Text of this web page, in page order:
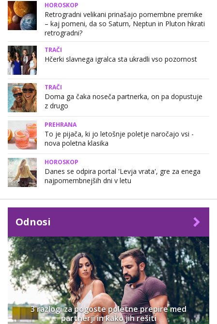
HOROSKOP
Retrogradni velikani prinašajo pomembne premike
– kaj pomeni, da so Saturn, Neptun in Pluton hkrati
retrogradni?
TRAČI
Hčerki slavnega igralca sta ukradli vso pozornost
TRAČI
Doma ga čaka noseča partnerka, on pa dopustuje
z drugo
PREHRANA
To je pijača, ki jo letošnje poletje naročajo vsi -
nova poletna klasika
HOROSKOP
Danes se odpira portal 'Levja vrata', gre za enega
najpomembnejših dni v letu
Odnosi
3 razlogi za pogoste poletne prepire med
partnerji in kako jih rešiti